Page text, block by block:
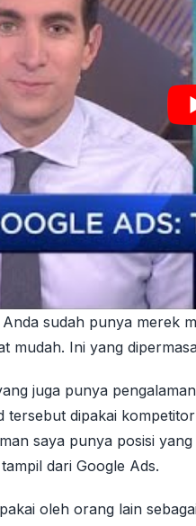
sudah punya merek
mudah. Ini yang
juga punya
tersebut dipakai
saya punya posisi
dari Google Ads.
oleh orang lain